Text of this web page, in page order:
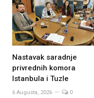
Nastavak saradnje
privrednih komora
Istanbula i Tuzle
6 Augusta, 2026 0